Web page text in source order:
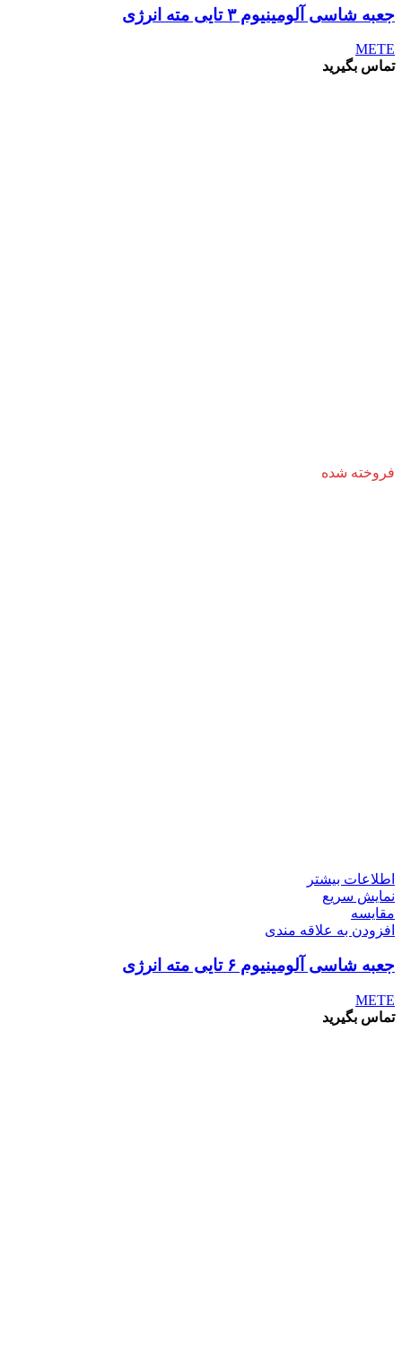
جعبه شاسی آلومینیوم ۳ تایی مته انرژی
METE
تماس بگیرید
فروخته شده
اطلاعات بیشتر
نمایش سریع
مقايسه
افزودن به علاقه مندی
جعبه شاسی آلومینیوم ۶ تایی مته انرژی
METE
تماس بگیرید